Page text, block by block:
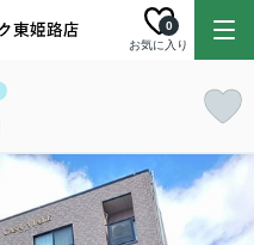
お気に入り
0